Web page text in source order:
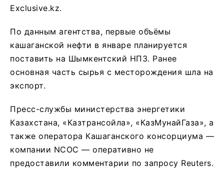
Exclusive.kz.
По данным агентства, первые объёмы
кашаганской нефти в январе планируется
поставить на Шымкентский НПЗ. Ранее
основная часть сырья с месторождения шла на
экспорт.
Пресс-службы министерства энергетики
Казахстана, «Казтрансойла», «КазМунайГаза», а
также оператора Кашаганского консорциума —
компании NCOC — оперативно не
предоставили комментарии по запросу Reuters.